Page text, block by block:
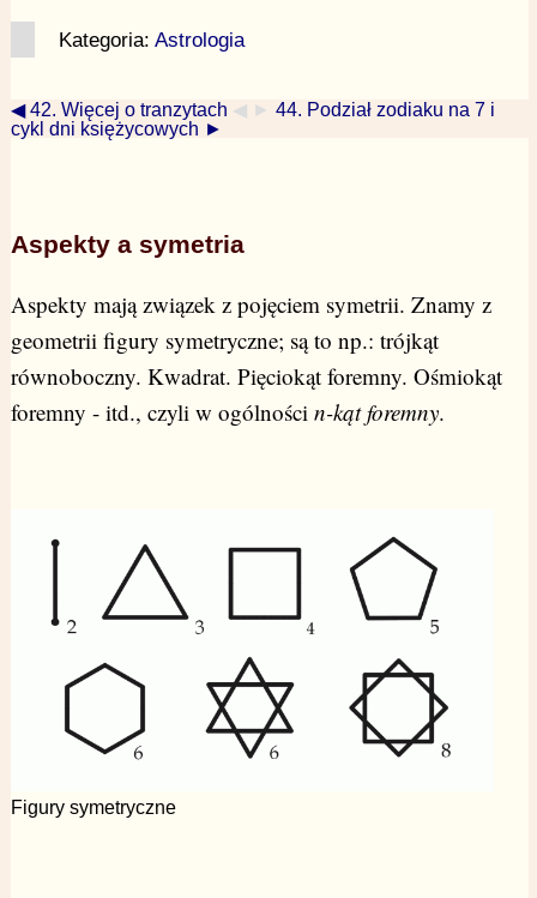
Kategoria: Astrologia
◀ 42. Więcej o tranzytach ◀ ► 44. Podział zodiaku na 7 i
cykl dni księżycowych ►
Aspekty a symetria
Aspekty mają związek z pojęciem symetrii. Znamy z
geometrii figury symetryczne; są to np.: trójkąt
równoboczny. Kwadrat. Pięciokąt foremny. Ośmiokąt
foremny - itd., czyli w ogólności n-kąt foremny.
Figury symetryczne